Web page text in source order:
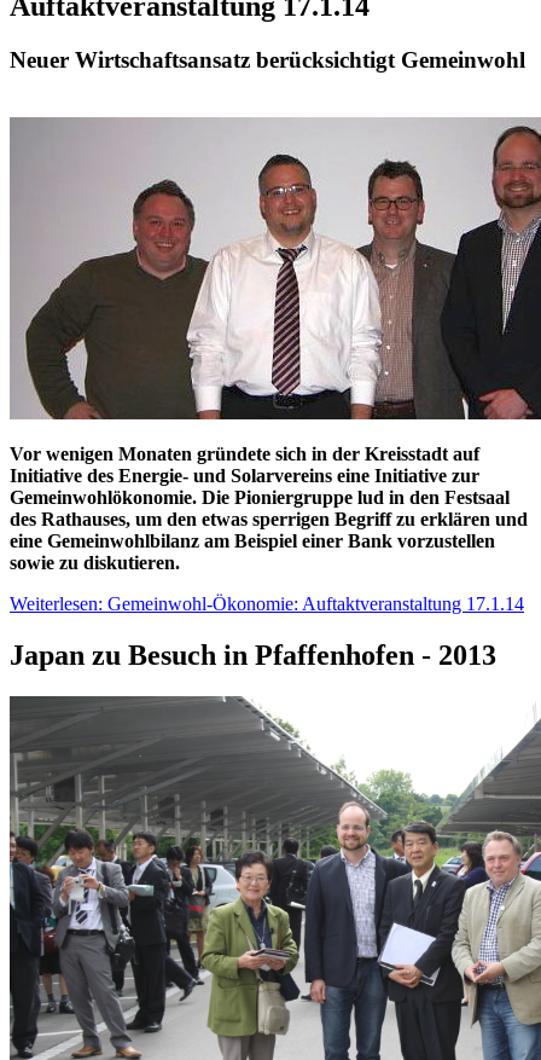
Neuer Wirtschaftsansatz berücksichtigt Gemeinwohl
Vor wenigen Monaten gründete sich in der Kreisstadt auf
Initiative des Energie- und Solarvereins eine Initiative zur
Gemeinwohlökonomie. Die Pioniergruppe lud in den Festsaal
des Rathauses, um den etwas sperrigen Begriff zu erklären und
eine Gemeinwohlbilanz am Beispiel einer Bank vorzustellen
sowie zu diskutieren.
Weiterlesen: Gemeinwohl-Ökonomie: Auftaktveranstaltung 17.1.14
Japan zu Besuch in Pfaffenhofen - 2013